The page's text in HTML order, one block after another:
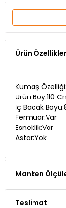
Ürün
Kumaş
Ürün Boy:110
İç Bacak
Fermuar:Var
Esneklik:Var
Astar:Yok
Manken
Teslimat